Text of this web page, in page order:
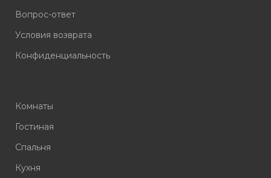
Вопрос-ответ
Условия возврата
Конфиденциальность
Комнаты
Гостиная
Спальня
Кухня